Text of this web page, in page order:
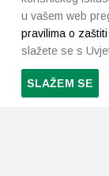
u vašem web
pravilima o
slažete se s
SLAŽEM SE